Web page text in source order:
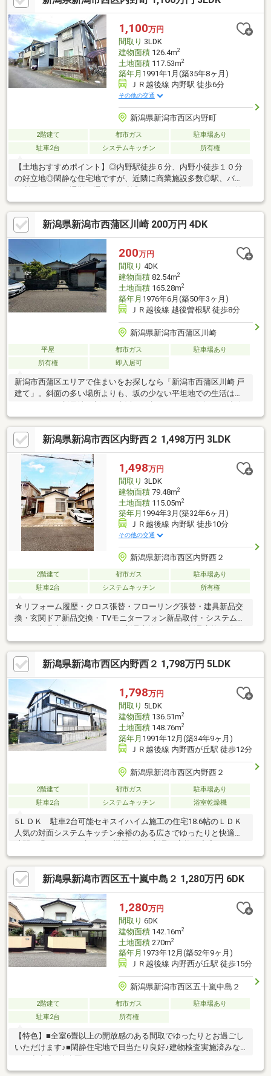
1,100万円
間取り 3LDK
建物面積126.4m2
土地面積117.53m2
築年月 1991年1月(築35年8ヶ月)
ＪＲ越後線 内野駅 徒歩6分
その他の交通
新潟県新潟市西区内野町
2階建て 都市ガス
駐車場あり
駐車2台
システムキッチン 所有権
【土地おすすめポイント】◎内野駅徒歩６分、内野小徒歩１０分
の好立地◎閑静な住宅地ですが、近隣に商業施設多数◎駅、バス
面道路は５ｍ幅◎都市ガス使えます◎駐車場は現状２台ですが、
外構一部解体で３台目スペースも作れます【建物おすすめポイン
ト】◎ビルトインガレージ付き◎現状３ＬＤＫですが、２階洋室
を６帖ずつに分ければ４ＬＤＫになります◎ＬＤＫ約１６帖◎全
居室６畳以上、収納付き◎全室複層ガラス◎トイレ上下階で２か
所◎新築時・増改築時の設計図◎床下収納２か所◎パントリー
（食器・食品の収納庫）◎各所造作収納等あり
新潟県新潟市西蒲区川崎 200万円 4DK
200万円
間取り 4DK
建物面積82.54m2
土地面積165.28m2
築年月 1976年6月(築50年3ヶ月)
ＪＲ越後線 越後曽根駅 徒歩8分
新潟県新潟市西蒲区川崎
平屋 都市ガス
駐車場あり
所有権
即入居可
新潟市西蒲区エリアで住まいをお探しなら「新潟市西蒲区川崎 戸
建て」。斜面の多い場所よりも、坂の少ない平坦地での生活はい
かがですか。新天地で新たな生活をお考えなら、お気軽にご連絡
ください(*^^*)
新潟県新潟市西区内野西２ 1,498万円 3LDK
1,498万円
間取り 3LDK
建物面積79.48m2
土地面積115.05m2
築年月 1994年3月(築32年6ヶ月)
ＪＲ越後線 内野駅 徒歩10分
その他の交通
新潟県新潟市西区内野西２
2階建て 都市ガス
駐車場あり
駐車2台
システムキッチン 所有権
☆リフォーム履歴・クロス張替・フローリング張替・建具新品交
換・玄関ドア新品交換・TVモニターフォン新品取付・システムキ
化粧台新品交換・外壁塗装・駐車場拡張☆おすすめポイント・住
宅瑕疵保険対象物件・住宅ローン控除対象物件・白アリ防蟻工事5
年保証付き☆周辺環境・内野駅まで 徒歩約11分・ファミリーマ
ート新潟曽和インター店まで 徒歩約11分・ウオロク内野店ま
で 徒歩約9分☆教育施設・内野小学校まで 徒歩約11分・内野
中学校まで 徒歩約6分
新潟県新潟市西区内野西２ 1,798万円 5LDK
1,798万円
間取り 5LDK
建物面積136.51m2
土地面積148.76m2
築年月 1991年12月(築34年9ヶ月)
ＪＲ越後線 内野西が丘駅 徒歩12分
新潟県新潟市西区内野西２
2階建て 都市ガス
駐車場あり
駐車2台
システムキッチン 浴室乾燥機
5ＬＤＫ 駐車2台可能セキスイハイム施工の住宅18.6帖のＬＤＫ
人気の対面システムキッチン余裕のある広さでゆったりと快適な
時間を過ごせます♪水まわり機器は全て新品に交換 充実のリフォ
ーム入居後すぐに気持ち良くお住まいいただけます！1階には客間
として使える和室2階には洋室を4部屋をご用意主寝室や子供部屋
として…浴室乾燥機付きでカビの発生を抑え、一年中快適に入浴
ができます♪ランドリースペースもあるので花粉や黄砂の付着を気
にせず、屋内に干せて安心です3.6帖のファミリークロークも備え
家事効率もUP！南面バルコニーはベランダガーデニングにも♪
新潟県新潟市西区五十嵐中島２ 1,280万円 6DK
1,280万円
間取り 6DK
建物面積142.16m2
土地面積270m2
築年月 1973年12月(築52年9ヶ月)
ＪＲ越後線 内野西が丘駅 徒歩15分
新潟県新潟市西区五十嵐中島２
2階建て 都市ガス
駐車場あり
駐車2台
所有権
【特色】■全室6畳以上の開放感のある間取でゆったりとお過ごし
いただけます♪■閑静住宅地で日当たり良好♪建物検査実施済みな
物もらくらく♪■売主負担で駐車場1台増設できます！駐車2台に！